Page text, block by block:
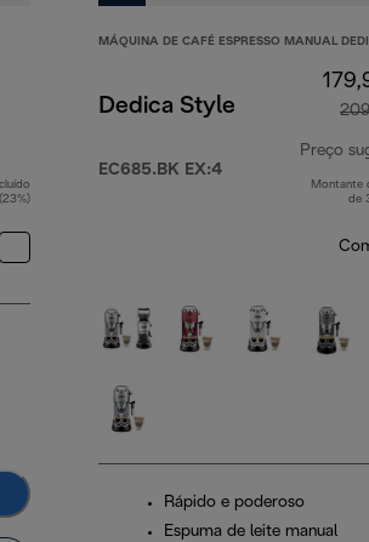
original 149,99 €
MÁQUINA DE CAFÉ ESPRESSO MANUAL
Dedica Style
EC685.BK EX:4
Preço
Montante
de
Rápido e poderoso
Espuma de leite manual